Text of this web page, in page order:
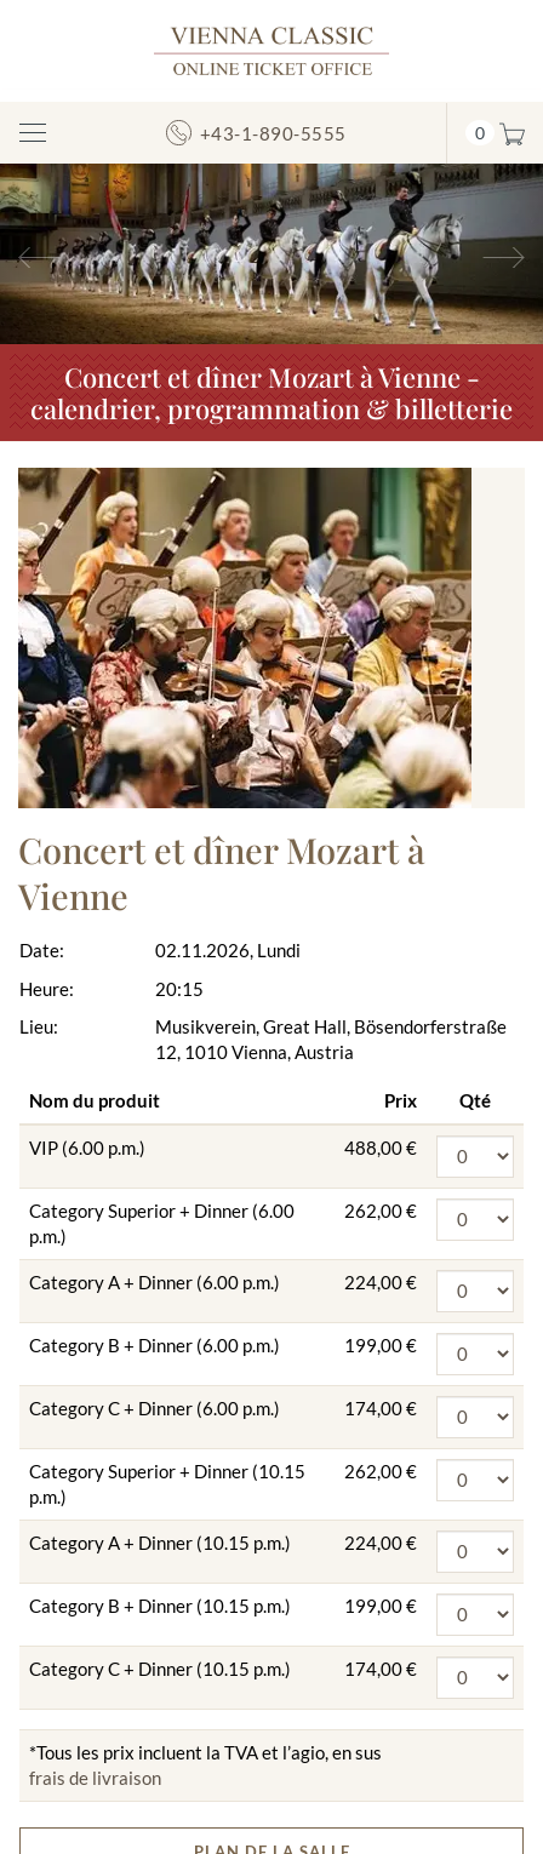
Afficher/masquer
la
navigation
+43-1-890-5555 0
Précédent
Concert et dîner Mozart à Vienne -
calendrier, programmation & billetterie
Concert et dîner Mozart à
Vienne
Date:
Heure:
Lieu:
02.11.2026, Lundi
20:15
Musikverein, Great Hall, Bösendorferstraße
12, 1010 Vienna, Austria
Nom du produit Prix Qté
VIP (6.00 p.m.) 488,00 €
Category Superior + Dinner (6.00
p.m.)
262,00 €
Category A + Dinner (6.00 p.m.) 224,00 €
Category B + Dinner (6.00 p.m.) 199,00 €
Category C + Dinner (6.00 p.m.) 174,00 €
Category Superior + Dinner (10.15
p.m.)
262,00 €
Category A + Dinner (10.15 p.m.) 224,00 €
Category B + Dinner (10.15 p.m.) 199,00 €
Category C + Dinner (10.15 p.m.) 174,00 €
*Tous les prix incluent la TVA et l’agio, en sus
frais de livraison